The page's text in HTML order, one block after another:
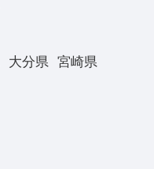
大分県
宮崎県